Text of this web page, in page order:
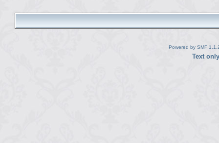
Powered by SMF
Text